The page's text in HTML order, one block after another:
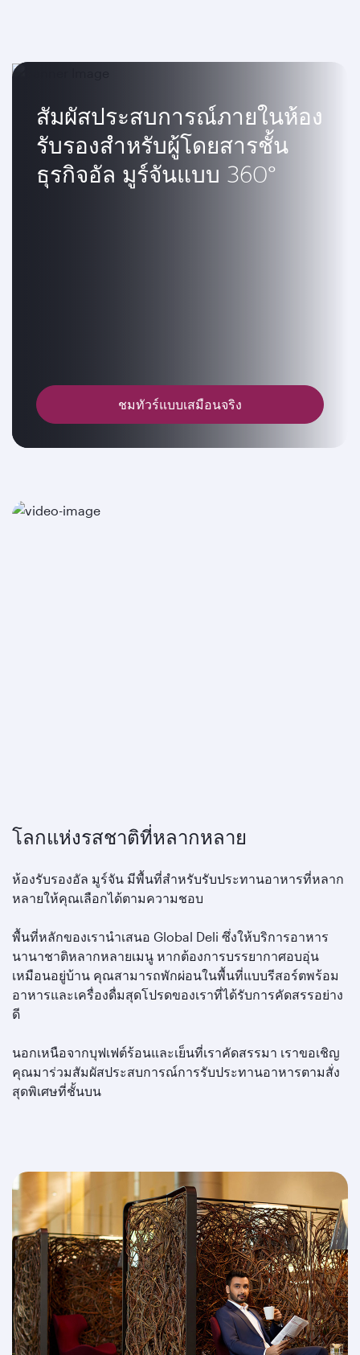
สัมผัสประสบการณ์ภายในห้อง
รับรองสำหรับผู้โดยสารชั้น
ธุรกิจอัล มูร์จันแบบ 360°
ชมทัวร์แบบเสมือนจริง
โลกแห่งรสชาติที่หลากหลาย
ห้องรับรองอัล มูร์จัน มีพื้นที่สำหรับรับประทานอาหารที่หลาก
หลายให้คุณเลือกได้ตามความชอบ
พื้นที่หลักของเรานำเสนอ Global Deli ซึ่งให้บริการอาหาร
นานาชาติหลากหลายเมนู หากต้องการบรรยากาศอบอุ่น
เหมือนอยู่บ้าน คุณสามารถพักผ่อนในพื้นที่แบบรีสอร์ตพร้อม
อาหารและเครื่องดื่มสุดโปรดของเราที่ได้รับการคัดสรรอย่าง
ดี
นอกเหนือจากบุฟเฟต์ร้อนและเย็นที่เราคัดสรรมา เราขอเชิญ
คุณมาร่วมสัมผัสประสบการณ์การรับประทานอาหารตามสั่ง
สุดพิเศษที่ชั้นบน